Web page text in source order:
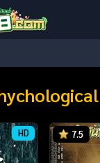
HD 7.5